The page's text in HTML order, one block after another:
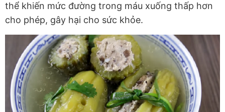
thể khiến mức đường trong máu xuống thấp hơn
cho phép, gây hại cho sức khỏe.